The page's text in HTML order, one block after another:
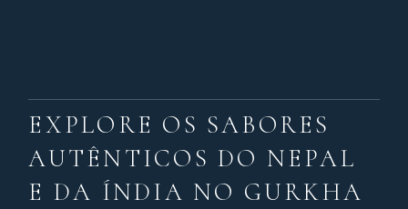
EXPLORE OS SABORES
AUTÊNTICOS DO NEPAL
E DA ÍNDIA NO GURKHA